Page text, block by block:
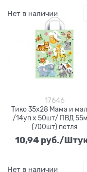
Нет в наличии
17646
Тико 35х28 Мама и
/14уп х 50шт/ ПВД
(700шт) петля
10,94 руб./
Нет в наличии